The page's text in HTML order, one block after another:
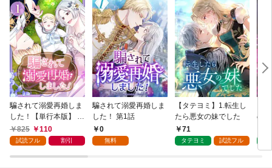
騙されて溺愛再婚しま
した！【単行本版】 1
巻825 110
試読フル 割引
騙されて溺愛再婚しま
した！ 第1話
0
無料
【タテヨミ】1.転生し
たら悪女の妹でした
71
タテヨミ 試読フル
の